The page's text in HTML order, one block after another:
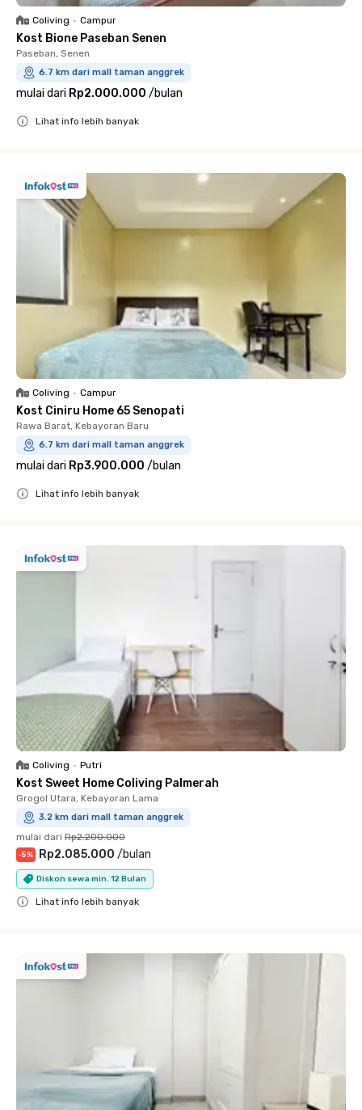
Coliving • Campur
Kost Bione Paseban Senen
Paseban, Senen
6.7 km dari mall taman anggrek
mulai dari Rp2.000.000 /bulan
Lihat info lebih banyak
Coliving • Campur
Kost Ciniru Home 65 Senopati
Rawa Barat, Kebayoran Baru
6.7 km dari mall taman anggrek
mulai dari Rp3.900.000 /bulan
Lihat info lebih banyak
Coliving • Putri
Kost Sweet Home Coliving Palmerah
Grogol Utara, Kebayoran Lama
3.2 km dari mall taman anggrek
mulai dari Rp2.200.000
-5% Rp2.085.000 /bulan
Diskon sewa min. 12 Bulan
Lihat info lebih banyak